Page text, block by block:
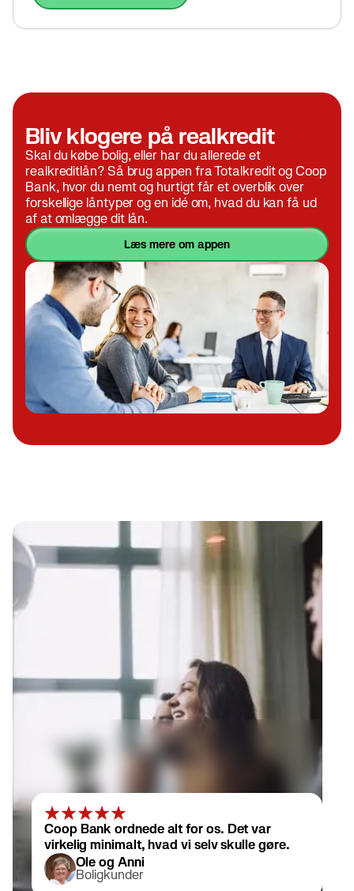
Bliv klogere på realkredit
Skal du købe bolig, eller har du allerede et
realkreditlån? Så brug appen fra Totalkredit og Coop
Bank, hvor du nemt og hurtigt får et overblik over
forskellige låntyper og en idé om, hvad du kan få ud
af at omlægge dit lån.
læs mere om appen
Coop Bank ordnede alt for os. Det var
virkelig minimalt, hvad vi selv skulle gøre.
Ole og Anni
Boligkunder